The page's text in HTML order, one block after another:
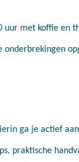
met koffie en
onderbrekingen
ga je actief
praktische